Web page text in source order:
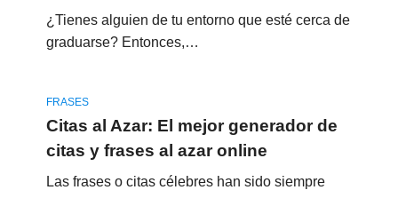
¿Tienes alguien de tu entorno que esté cerca de
graduarse? Entonces,…
FRASES
Citas al Azar: El mejor generador de
citas y frases al azar online
Las frases o citas célebres han sido siempre